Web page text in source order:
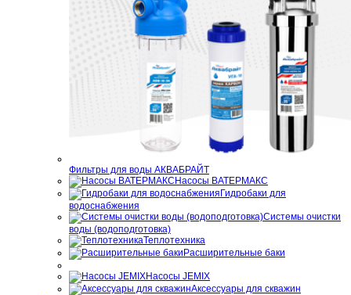
Фильтры для воды АКВАБРАЙТ
Насосы ВАТЕРМАКС
Гидробаки для
водоснабжения
Системы очистки
воды (водоподготовка)
Теплотехника
Расширительные баки
Насосы JEMIX
Аксессуары для скважин